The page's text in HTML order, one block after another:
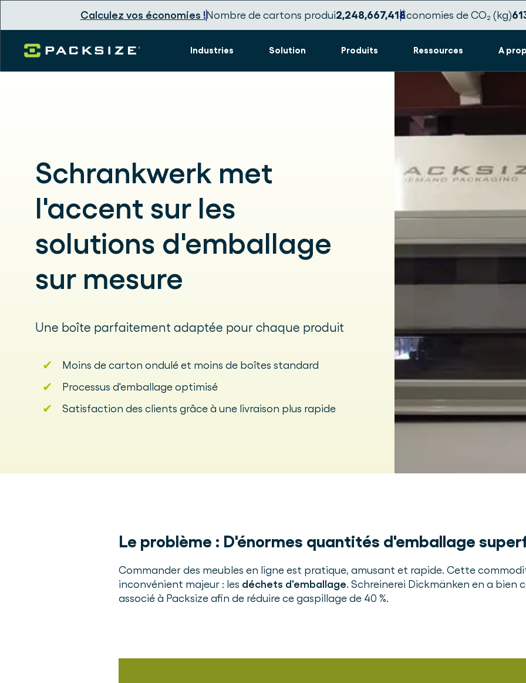
Calculez vos économies !Nombre de cartons produi2,248,667,425Économies de CO₂ (kg)
Industries Solution Produits Ressources A
Schrankwerk met
l'accent sur les
solutions d'emballage
sur mesure
Une boîte parfaitement adaptée pour chaque produit
✔ Moins de carton ondulé et moins de boîtes standard
✔ Processus d'emballage optimisé
✔ Satisfaction des clients grâce à une livraison plus rapide
Le problème : D'énormes quantités d'emballage
Commander des meubles en ligne est pratique, amusant et rapide. Cette
inconvénient majeur : les déchets d'emballage. Schreinerei Dickmänken en a bien
associé à Packsize afin de réduire ce gaspillage de 40 %.